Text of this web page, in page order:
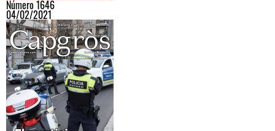
Número 1646
04/02/2021